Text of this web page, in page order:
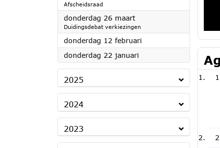
Afscheidsraad
donderdag 26 maart2026
Duidingsdebat verkiezingen
donderdag 12 februari
donderdag 22 januari
2025
2024
2023
1
2